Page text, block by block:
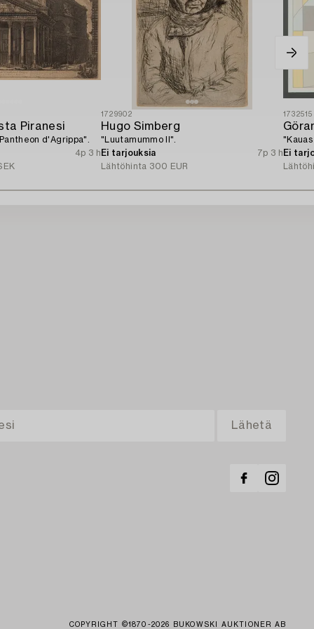
Piranesi
d'Agrippa".
4p 3 h
1729902
Hugo Simberg
"Luutamummo II".
Ei tarjouksia
7p 3 h
Lähtöhinta 300 EUR
1732515
Ei
COPYRIGHT ©1870-2026 BUKOWSKI AUKTIONER AB